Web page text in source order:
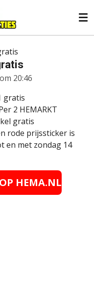
20:46
gratis
2 HEMARKT
gratis
rode prijssticker is
en met zondag 14
HEMA.NL